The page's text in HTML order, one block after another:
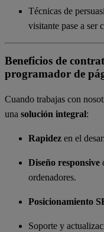
Técnicas de
visitante pase a ser
Beneficios de
programador de
Cuando trabajas con
una solución integral:
Rapidez en el
Diseño responsive
ordenadores.
Posicionamiento
Soporte y